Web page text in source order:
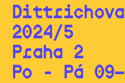
Dittrichova
2024/5
Praha 2
Po - Pá 09—